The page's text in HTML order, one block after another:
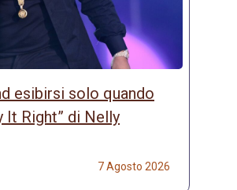
esibirsi solo quando
It Right” di Nelly
7 Agosto 2026